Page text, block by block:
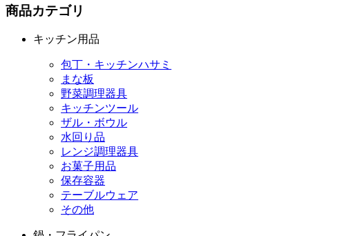
商品カテゴリ
キッチン用品
包丁・キッチンハサミ
まな板
野菜調理器具
キッチンツール
ザル・ボウル
水回り品
レンジ調理器具
お菓子用品
保存容器
テーブルウェア
その他